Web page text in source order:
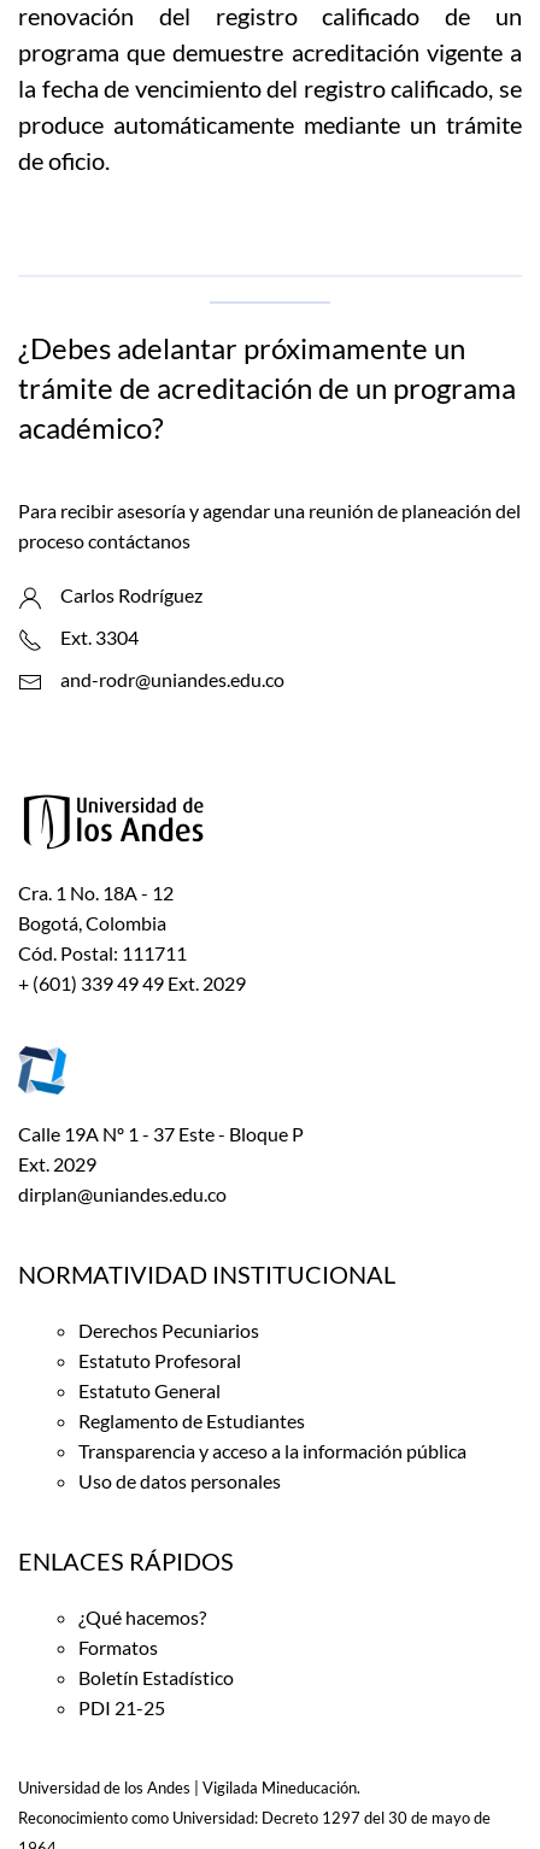
renovación del registro calificado de un
programa que demuestre acreditación vigente a
la fecha de vencimiento del registro calificado, se
produce automáticamente mediante un trámite
de oficio.
¿Debes adelantar próximamente un
trámite de acreditación de un programa
académico?
Para recibir asesoría y agendar una reunión de planeación del
proceso contáctanos
Carlos Rodríguez
Ext. 3304
and-rodr@uniandes.edu.co
Cra. 1 No. 18A - 12
Bogotá, Colombia
Cód. Postal: 111711
+ (601) 339 49 49 Ext. 2029
Calle 19A Nº 1 - 37 Este - Bloque P
Ext. 2029
dirplan@uniandes.edu.co
NORMATIVIDAD INSTITUCIONAL
Derechos Pecuniarios
Estatuto Profesoral
Estatuto General
Reglamento de Estudiantes
Transparencia y acceso a la información pública
Uso de datos personales
ENLACES RÁPIDOS
¿Qué hacemos?
Formatos
Boletín Estadístico
PDI 21-25
Universidad de los Andes | Vigilada Mineducación.
Reconocimiento como Universidad: Decreto 1297 del 30 de mayo de